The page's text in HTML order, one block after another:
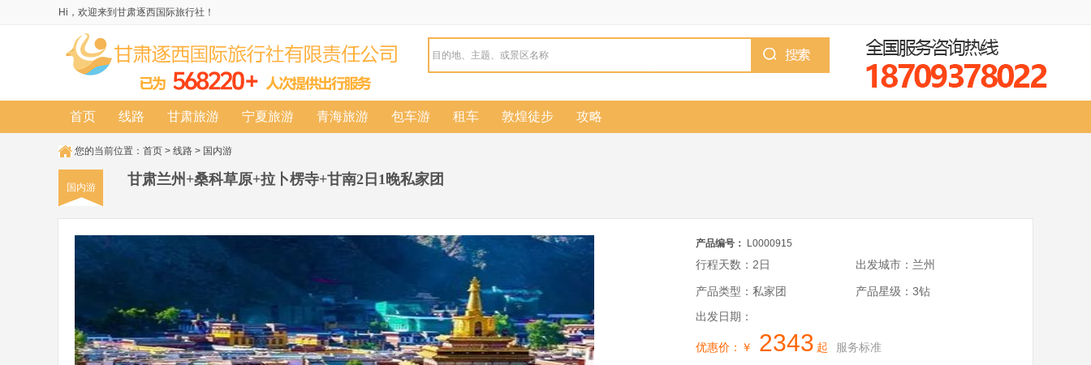
Hi，欢迎来到甘肃逐西国际旅行社！
首页 线路 甘肃旅游 宁夏旅游 青海旅游 包车游 租车 敦煌徒步 攻略
您的当前位置： 首页 > 线路 > 国内游
国内游 甘肃兰州+桑科草原+拉卜楞寺+甘南2日1晚私家团
产品编号： L0000915
行程天数：2日 出发城市：兰州
产品类型：私家团
产品星级：3钻
出发日期：
优惠价：￥ 2343 起 服务标准